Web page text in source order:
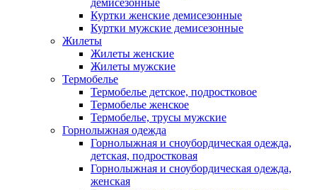
демисезонные
Куртки женские демисезонные
Куртки мужские демисезонные
Жилеты
Жилеты женские
Жилеты мужские
Термобелье
Термобелье детское, подростковое
Термобелье женское
Термобелье, трусы мужские
Горнолыжная одежда
Горнолыжная и сноубордическая одежда,
детская, подростковая
Горнолыжная и сноубордическая одежда,
женская